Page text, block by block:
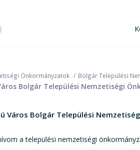
Önkormányzatok Bolgár Települési
Bolgár Települési
Város Bolgár Települési
a települési nemzetiségi